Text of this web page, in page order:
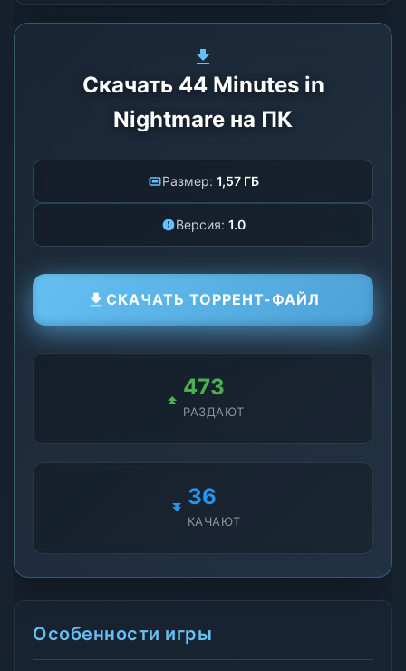
Скачать 44 Minutes in
Nightmare на ПК
Размер: 1,57 ГБ
Версия: 1.0
СКАЧАТЬ ТОРРЕНТ-ФАЙЛ
473
РАЗДАЮТ
36
КАЧАЮТ
Особенности игры